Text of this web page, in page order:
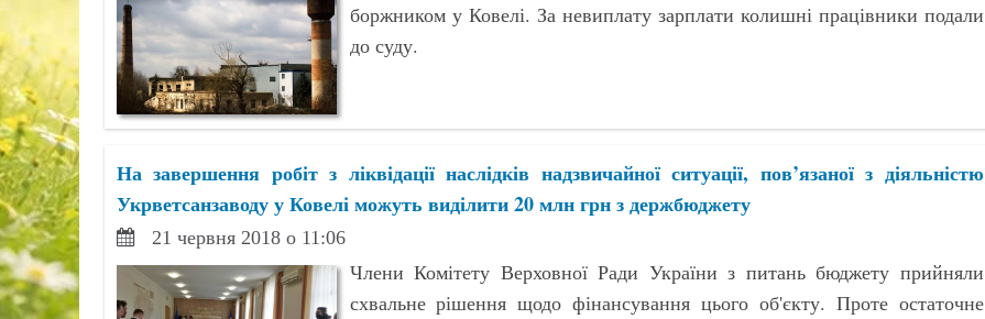
боржником у Ковелі. За невиплату зарплати колишні працівники подали
до суду.
На завершення робіт з ліквідації наслідків надзвичайної ситуації, пов’язаної з діяльністю
Укрветсанзаводу у Ковелі можуть виділити 20 млн грн з держбюджету
21 червня 2018 о 11:06
Члени Комітету Верховної Ради України з питань бюджету прийняли
схвальне рішення щодо фінансування цього об'єкту. Проте остаточне